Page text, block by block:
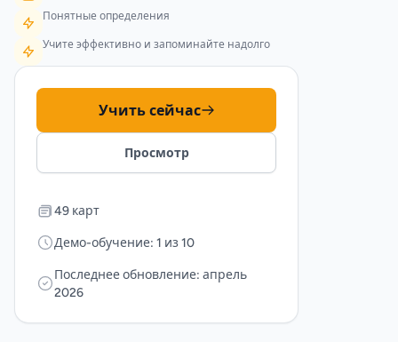
Понятные определения
Учите эффективно и запоминайте надолго
Учить сейчас
Просмотр
49 карт
Демо-обучение: 1 из 10
Последнее обновление: апрель
2026